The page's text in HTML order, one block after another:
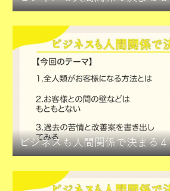
ビジネスも人間関係で決まる４